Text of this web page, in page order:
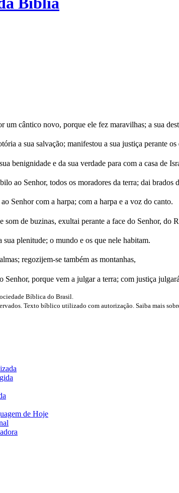
um cântico novo, porque ele fez maravilhas; a sua
a sua salvação; manifestou a sua justiça perante os
benignidade e da sua verdade para com a casa de
ao Senhor, todos os moradores da terra; dai brados
Senhor com a harpa; com a harpa e a voz do canto.
som de buzinas, exultai perante a face do Senhor, do
sua plenitude; o mundo e os que nele habitam.
regozijem-se também as montanhas,
Senhor, porque vem a julgar a terra; com justiça
Bíblica do Brasil.
Texto bíblico utilizado com autorização. Saiba mais
de Hoje